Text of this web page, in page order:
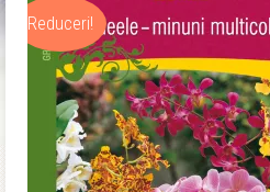
Reduceri!